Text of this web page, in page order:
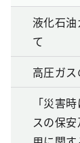
液化石
て
高圧ガ
「災害
スの保